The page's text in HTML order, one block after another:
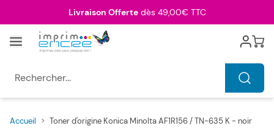
Livraison Offertedès 49,00€ TTC
Menu Cart
Accueil > Toner d'origine Konica Minolta AF1R156 / TN-635 K - noir